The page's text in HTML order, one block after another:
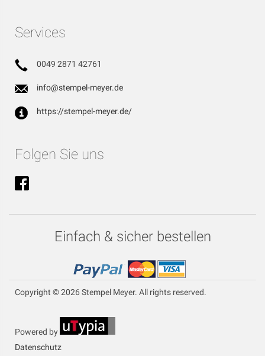
Services
0049 2871 42761
info@stempel-meyer.de
https://stempel-meyer.de/
Folgen Sie uns
Einfach & sicher bestellen
Copyright © 2026 Stempel Meyer. All rights reserved.
Powered by
Datenschutz